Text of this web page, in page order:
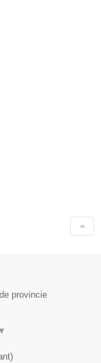
provincie
▼
)